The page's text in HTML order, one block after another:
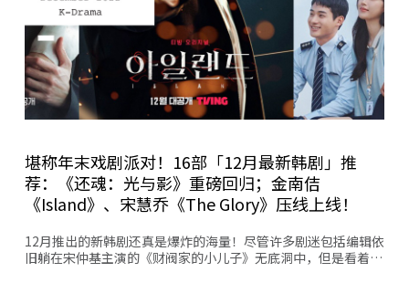
堪称年末戏剧派对！16部「12月最新韩剧」推
荐：《还魂：光与影》重磅回归；金南佶
《Island》、宋慧乔《The Glory》压线上线！
12月推出的新韩剧还真是爆炸的海量！尽管许多剧迷包括编辑依
旧躺在宋仲基主演的《财阀家的小儿子》无底洞中，但是看着…